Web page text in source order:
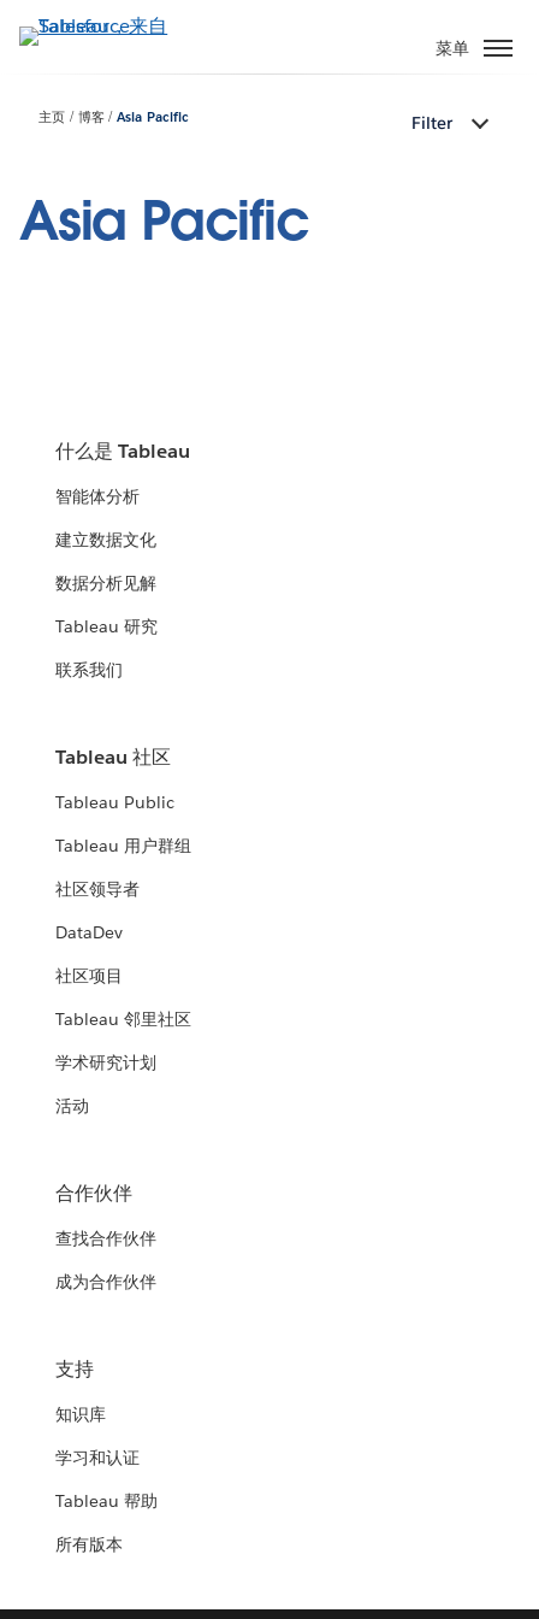
转
菜单
主页 博客 Asia Pacific Filter
Asia Pacific
什么是 Tableau
智能体分析
建立数据文化
数据分析见解
Tableau 研究
联系我们
Tableau 社区
Tableau Public
Tableau 用户群组
社区领导者
DataDev
社区项目
Tableau 邻里社区
学术研究计划
活动
合作伙伴
查找合作伙伴
成为合作伙伴
支持
知识库
学习和认证
Tableau 帮助
所有版本